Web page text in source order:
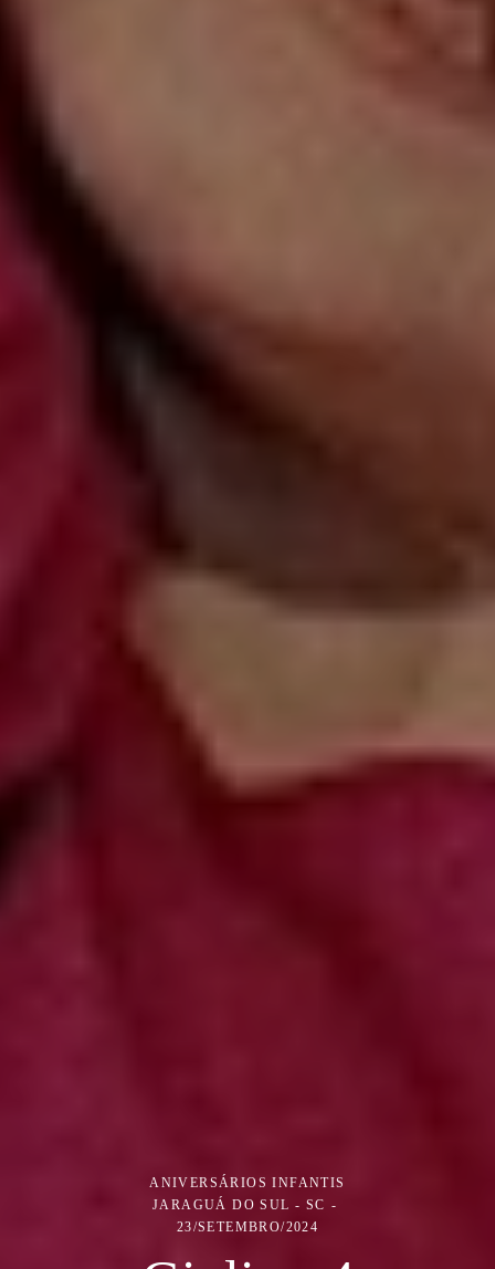
ANIVERSÁRIOS INFANTIS
JARAGUÁ DO SUL - SC
23/SETEMBRO/2024